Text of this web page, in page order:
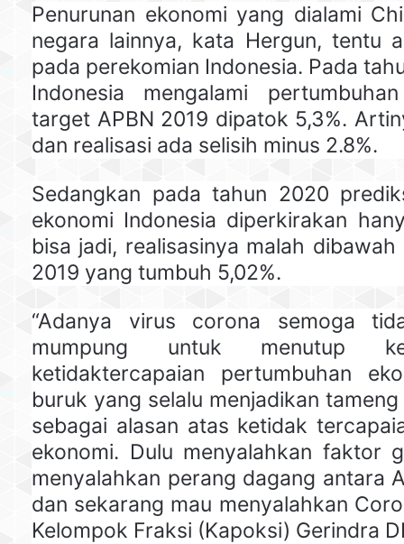
Penurunan ekonomi yang dialami
negara lainnya, kata Hergun, tentu
pada perekomian Indonesia. Pada
Indonesia mengalami
target APBN 2019 dipatok 5,3%.
dan realisasi ada selisih minus 2.8%.
Sedangkan pada tahun 2020
ekonomi Indonesia diperkirakan
bisa jadi, realisasinya malah
2019 yang tumbuh 5,02%.
“Adanya virus corona semoga
mumpung untuk menutup
ketidaktercapaian pertumbuhan
buruk yang selalu menjadikan
sebagai alasan atas ketidak
ekonomi. Dulu menyalahkan faktor
menyalahkan perang dagang antara
dan sekarang mau menyalahkan
Kelompok Fraksi (Kapoksi) Gerindra